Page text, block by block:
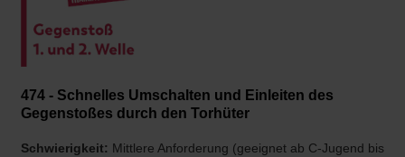
474 - Schnelles Umschalten und Einleiten des
Gegenstoßes durch den Torhüter
Schwierigkeit: Mittlere Anforderung (geeignet ab C-Jugend bis